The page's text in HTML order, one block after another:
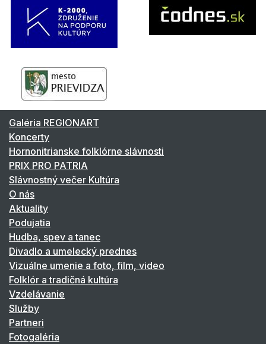
Galéria REGIONART
Koncerty
Hornonitrianske folklórne slávnosti
PRIX PRO PATRIA
Slávnostný večer Kultúra
O nás
Aktuality
Podujatia
Hudba, spev a tanec
Divadlo a umelecký prednes
Vizuálne umenie a foto, film, video
Folklór a tradičná kultúra
Vzdelávanie
Služby
Partneri
Fotogaléria